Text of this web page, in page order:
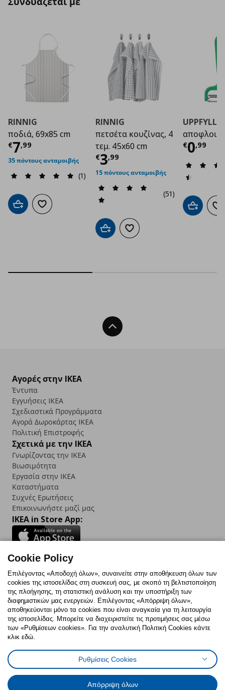
RINNIG
ποδιά, 69x85 cm
€7,99
Τρέχουσα τιμή€ 7,99
35 πόντους ανταμοιβής
(1)
Προσθήκη στο καλάθι
Προσθήκη στα αγαπημένα
RINNIG
πετσέτα κουζίνας, 4
τεμ. 45x60 cm
€3,99
Τρέχουσα τιμή €
15 πόντους ανταμοιβής
(51)
Προσθήκη στο καλάθι
Προσθήκη στα αγαπημένα
UPPFYLLD
€0,99
Προσθήκη
Back To Top
Αγορές στην IKEA
Έντυπα
Εγγυήσεις IKEA
Σχεδιαστικά Προγράμματα
Αγορά Δωρoκάρτας IKEA
Πολιτική Επιστροφής
Σχετικά με την IKEA
Γνωρίζοντας την IKEA
Βιωσιμότητα
Εργασία στην IKEA
Καταστήματα
Συχνές Ερωτήσεις
Επικοινωνήστε μαζί μας
IKEA in Store App:
Follow us:
FacebookInstagram
TikTokYoutubePinterestTwitter
Πολιτική CookiesΔήλωση ψηφιακής προσβασιμότητας
Ρυθμίσεις cookiesΌροι Χρήσης
Γενική Πολιτική Προσωπικών Δεδομένων
Πολιτική Προσωπικών Δεδομένων για ΙΚΕΑ.gr
Cookie Policy
Επιλέγοντας «Αποδοχή όλων», συναινείτε στην αποθήκευση όλων των
cookies της ιστοσελίδας στη συσκευή σας, με σκοπό τη βελτιστοποίηση
της πλοήγησης, τη στατιστική ανάλυση και την υποστήριξη των
διαφημιστικών μας ενεργειών. Επιλέγοντας «Απόρριψη όλων»,
αποθηκεύονται μόνο τα cookies που είναι αναγκαία για τη λειτουργία
της ιστοσελίδας. Μπορείτε να διαχειριστείτε τις προτιμήσεις σας μέσω
των «Ρυθμίσεων cookies». Για την αναλυτική Πολιτική Cookies κάντε
κλικ εδώ.
Ρυθμίσεις Cookies
Απόρριψη όλων